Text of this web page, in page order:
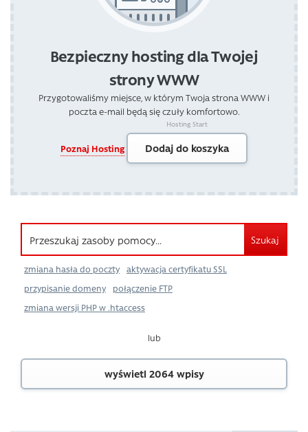
Bezpieczny hosting dla Twojej
strony WWW
Przygotowaliśmy miejsce, w którym Twoja strona WWW i
poczta e-mail będą się czuły komfortowo.
Poznaj Hosting
Hosting Start
Dodaj do koszyka
Szukaj
zmiana hasła do poczty
aktywacja certyfikatu SSL
przypisanie domeny
połączenie FTP
zmiana wersji PHP w .htaccess
lub
wyświetl 2064 wpisy